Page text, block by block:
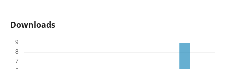
Downloads